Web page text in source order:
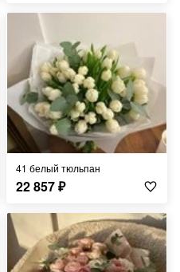
41 белый тюльпан
22 857₽